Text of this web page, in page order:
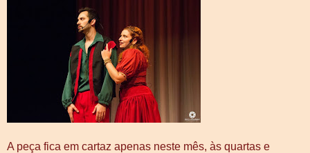
A peça fica em cartaz apenas neste mês, às quartas e